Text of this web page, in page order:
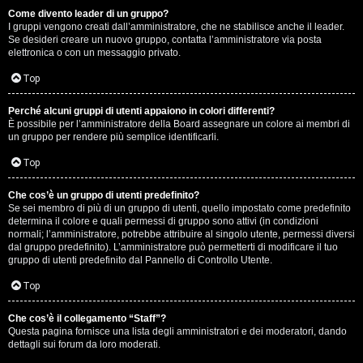
Come divento leader di un gruppo?
I gruppi vengono creati dall’amministratore, che ne stabilisce anche il leader.
Se desideri creare un nuovo gruppo, contatta l’amministratore via posta
elettronica o con un messaggio privato.
Top
Perché alcuni gruppi di utenti appaiono in colori differenti?
È possibile per l’amministratore della Board assegnare un colore ai membri di
un gruppo per rendere più semplice identificarli.
Top
Che cos’è un gruppo di utenti predefinito?
Se sei membro di più di un gruppo di utenti, quello impostato come predefinito
determina il colore e quali permessi di gruppo sono attivi (in condizioni
normali; l’amministratore, potrebbe attribuire al singolo utente, permessi diversi
dal gruppo predefinito). L’amministratore può permetterti di modificare il tuo
gruppo di utenti predefinito dal Pannello di Controllo Utente.
Top
Che cos’è il collegamento “Staff”?
Questa pagina fornisce una lista degli amministratori e dei moderatori, dando
dettagli sui forum da loro moderati.
D
i
t
u
t
t
o
u
n
p
ò